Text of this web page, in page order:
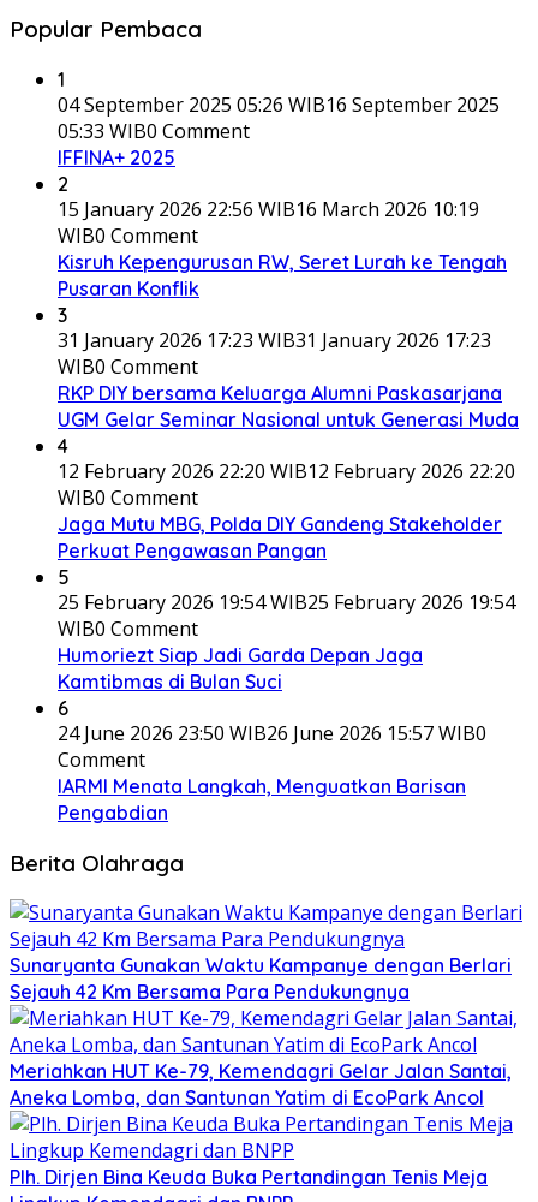
Popular Pembaca
1
04 September 2025 05:26 WIB16 September 2025
05:33 WIB0 Comment
IFFINA+ 2025
2
15 January 2026 22:56 WIB16 March 2026 10:19
WIB0 Comment
Kisruh Kepengurusan RW, Seret Lurah ke Tengah
Pusaran Konflik
3
31 January 2026 17:23 WIB31 January 2026 17:23
WIB0 Comment
RKP DIY bersama Keluarga Alumni Paskasarjana
UGM Gelar Seminar Nasional untuk Generasi Muda
4
12 February 2026 22:20 WIB12 February 2026 22:20
WIB0 Comment
Jaga Mutu MBG, Polda DIY Gandeng Stakeholder
Perkuat Pengawasan Pangan
5
25 February 2026 19:54 WIB25 February 2026 19:54
WIB0 Comment
Humoriezt Siap Jadi Garda Depan Jaga
Kamtibmas di Bulan Suci
6
24 June 2026 23:50 WIB26 June 2026 15:57 WIB0
Comment
IARMI Menata Langkah, Menguatkan Barisan
Pengabdian
Berita Olahraga
Sunaryanta Gunakan Waktu Kampanye dengan Berlari
Sejauh 42 Km Bersama Para Pendukungnya
Meriahkan HUT Ke-79, Kemendagri Gelar Jalan Santai,
Aneka Lomba, dan Santunan Yatim di EcoPark Ancol
Plh. Dirjen Bina Keuda Buka Pertandingan Tenis Meja